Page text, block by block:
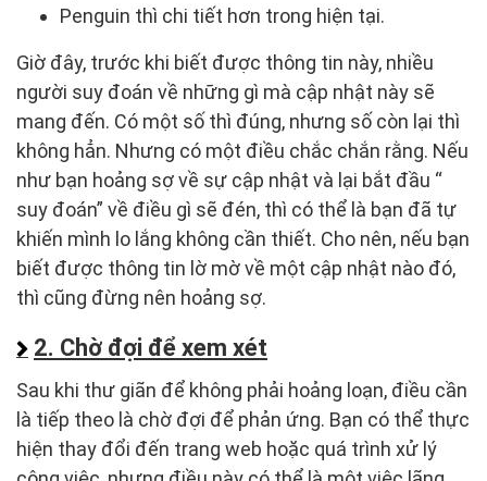
Penguin thì chi tiết hơn trong hiện tại.
Giờ đây, trước khi biết được thông tin này, nhiều
người suy đoán về những gì mà cập nhật này sẽ
mang đến. Có một số thì đúng, nhưng số còn lại thì
không hẳn. Nhưng có một điều chắc chắn rằng. Nếu
như bạn hoảng sợ về sự cập nhật và lại bắt đầu “
suy đoán” về điều gì sẽ đén, thì có thể là bạn đã tự
khiến mình lo lắng không cần thiết. Cho nên, nếu bạn
biết được thông tin lờ mờ về một cập nhật nào đó,
thì cũng đừng nên hoảng sợ.
2. Chờ đợi để xem xét
Sau khi thư giãn để không phải hoảng loạn, điều cần
là tiếp theo là chờ đợi để phản ứng. Bạn có thể thực
hiện thay đổi đến trang web hoặc quá trình xử lý